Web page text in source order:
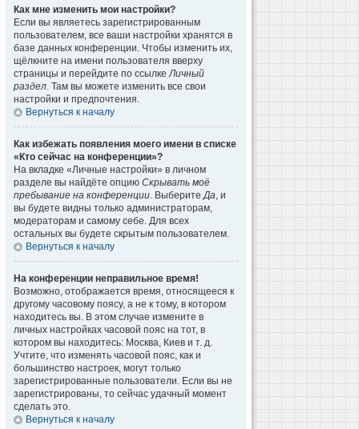
Как мне изменить мои настройки?
Если вы являетесь зарегистрированным
пользователем, все ваши настройки хранятся в
базе данных конференции. Чтобы изменить их,
щёлкните на имени пользователя вверху
страницы и перейдите по ссылкеЛичный
раздел. Там вы можете изменить все свои
настройки и предпочтения.
Вернуться к началу
Как избежать появления моего имени в списке
«Кто сейчас на конференции»?
На вкладке «Личные настройки» в личном
разделе вы найдёте опцию Скрывать моё
пребывание на конференции. ВыберитеДа, и
вы будете видны только администраторам,
модераторам и самому себе. Для всех
остальных вы будете скрытым пользователем.
Вернуться к началу
На конференции неправильное время!
Возможно, отображается время, относящееся к
другому часовому поясу, а не к тому, в котором
находитесь вы. В этом случае измените в
личных настройках часовой пояс на тот, в
котором вы находитесь: Москва, Киев и т. д.
Учтите, что изменять часовой пояс, как и
большинство настроек, могут только
зарегистрированные пользователи. Если вы не
зарегистрированы, то сейчас удачный момент
сделать это.
Вернуться к началу